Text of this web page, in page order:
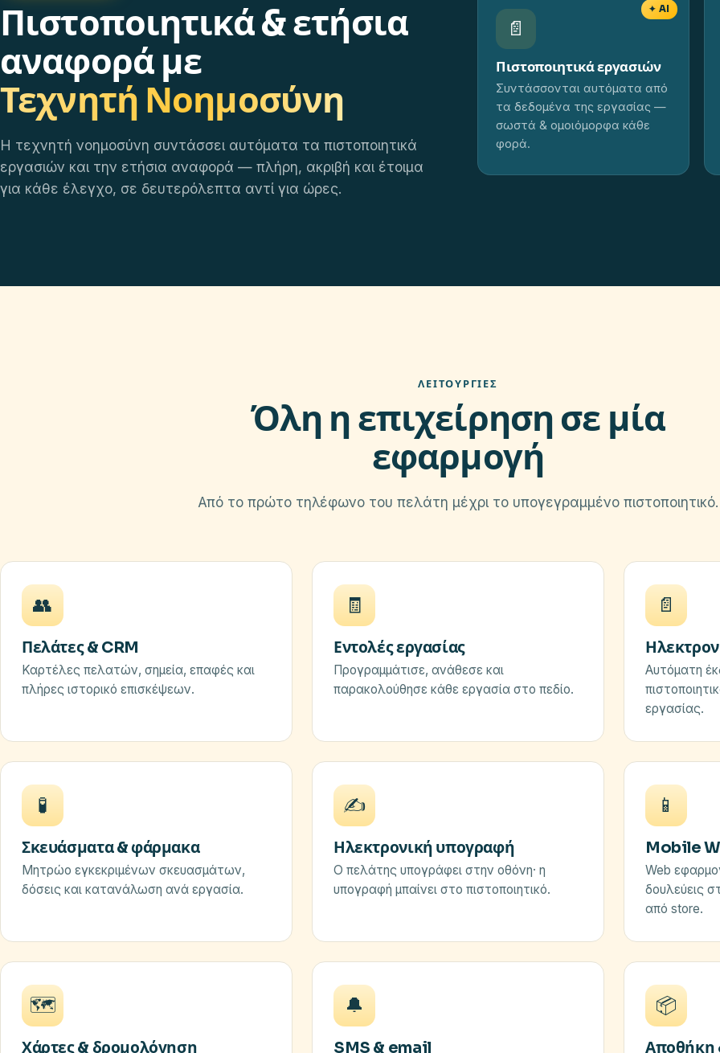
Πιστοποιητικά & ετήσια
αναφορά με
Τεχνητή Νοημοσύνη
Η τεχνητή νοημοσύνη συντάσσει αυτόματα τα πιστοποιητικά
εργασιών και την ετήσια αναφορά — πλήρη, ακριβή και έτοιμα
για κάθε έλεγχο, σε δευτερόλεπτα αντί για ώρες.
✦ AI
📄
Πιστοποιητικά εργασιών
Συντάσσονται αυτόματα από
τα δεδομένα της εργασίας —
σωστά & ομοιόμορφα κάθε
φορά.
ΛΕΙΤΟΥΡΓΊΕΣ
Όλη η επιχείρηση σε μία
εφαρμογή
Από το πρώτο τηλέφωνο του πελάτη μέχρι το υπογεγραμμένο πιστοποιητικό.
👥
Πελάτες & CRM
Καρτέλες πελατών, σημεία, επαφές και
πλήρες ιστορικό επισκέψεων.
🧾
Εντολές εργασίας
Προγραμμάτισε, ανάθεσε και
παρακολούθησε κάθε εργασία στο πεδίο.
📄
Αυτόματη
εργασίας.
🧪
Σκευάσματα & φάρμακα
Μητρώο εγκεκριμένων σκευασμάτων,
δόσεις και κατανάλωση ανά εργασία.
✍️
Ηλεκτρονική υπογραφή
Ο πελάτης υπογράφει στην οθόνη· η
υπογραφή μπαίνει στο πιστοποιητικό.
📱
Mobile
Web
δουλεύεις
από store.
🗺️
Χάρτες & δρομολόγηση
🔔
SMS & email
📦
Αποθήκη